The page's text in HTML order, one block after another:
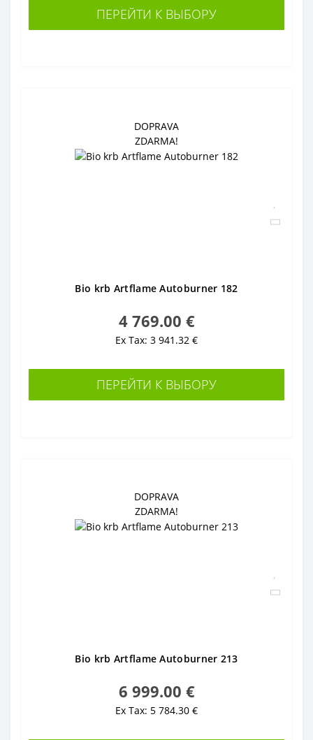
ПЕРЕЙТИ К ВЫБОРУ
DOPRAVA
ZDARMA!
Bio krb Artflame Autoburner 182
4 769.00 €
Ex Tax: 3 941.32 €
ПЕРЕЙТИ К ВЫБОРУ
DOPRAVA
ZDARMA!
Bio krb Artflame Autoburner 213
6 999.00 €
Ex Tax: 5 784.30 €